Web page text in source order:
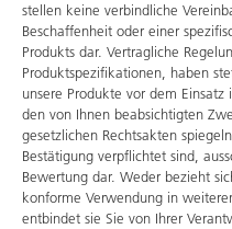
stellen keine verbindliche
Beschaffenheit oder einer
Produkts dar. Vertragliche
Produktspezifikationen, haben
unsere Produkte vor dem
den von Ihnen beabsichtigten
gesetzlichen Rechtsakten
Bestätigung verpflichtet sind,
Bewertung dar. Weder bezieht
konforme Verwendung in
entbindet sie Sie von Ihrer